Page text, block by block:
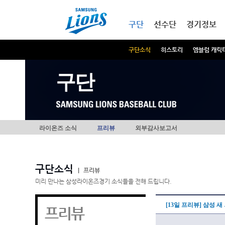
구단
구단소식 히스토리 엠블럼 캐릭
선수단 경기정보
구단
라이온즈 소식 프리뷰 외부감사보고서
구단소식
프리뷰
미리 만나는 삼성라이온즈경기 소식들을 전해 드립니다.
프리뷰 [13일 프리뷰] 삼성